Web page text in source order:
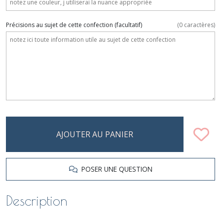
Précisions au sujet de cette confection (facultatif) (0 caractères)
AJOUTER AU PANIER
POSER UNE QUESTION
Description